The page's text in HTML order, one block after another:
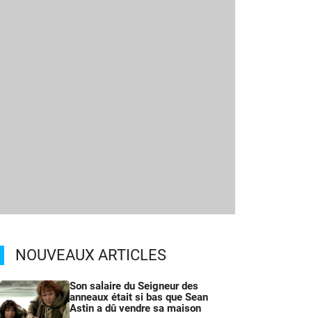
NOUVEAUX ARTICLES
Son salaire du Seigneur des
anneaux était si bas que Sean
Astin a dû vendre sa maison